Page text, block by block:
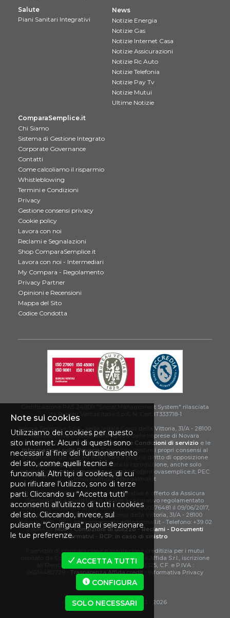
Salute
Piani Sanitari Integrativi
News
Notizie Energia
Notizie Gas
Notizie Internet Casa
Notizie Assicurazioni
Notizie Rc Auto
Notizie Telefonia
Notizie Pay Tv
Notizie Mutui
Ultime Notizie
ComparaSemplice.it
Chi Siamo
Sistema di Gestione Integrato
Corporate Governance
Contatti
Come calcoliamo il risparmio
Whistleblowing
Termini e Condizioni
Privacy
Gestione consensi privacy
Cookie policy
Lavora con noi
Reclami e Segnalazioni
Shop ComparaSemplice.it
Lavora con noi - Intermediari
My Compara - Regolamento
Privacy Partner
Opinioni e Recensioni
Mappa del Sito
Codice Condotta
Certificazione PAS 24000 "Social Management System" rilasciata
da Bureau Veritas Italia S.p.A. N. Cert. IT333718-1
Innova Semplice S.p.A., sede legale Corso della Vittoria, 31/A - 28100
Novara. P. Iva e Iscrizione Registro delle Imprese di Novara
02312430032 M5UXCR1. LeggiTermini e Condizioni di servizio e le
informazioni sulla Privacy. È possibile gestire i propri consensi al
trattamento dei dati ed esercitare il proprio diritto di opposizione
daquesta pagina web. È vietata la riproduzione, anche solo
parziale, di contenuti e grafica. Email: info@innovasemplice.it; PEC:
innovasemplice@legalmail.it
Il servizio di intermediazione assicurativa è offerto da Assicura
Semplice Srl a Socio Unico, broker assicurativo regolamentato
dall'IVASS ed iscritto al RUI con numero B000576481 il 09/06/2017,
P.IVA 02524610033, Indirizzo: Corso della Vittoria, 31/A - 28100
Novara (NO) - PEC: assicurasemplice@legalmail.it - Telefono: +39 02
20011403.MUP-Condizioni di utilizzo-Reclami - Documenti
Informativi - RCP: in caso di sinistro
Il servizio di comparazione e mediazione creditizia per i mutui
ospitato da ComparaSemplice.it è gestito da Affida S.r.l., iscrizione
all'Elenco Mediatori Creditizi OAM n. M325, C.F. e P.IVA :
Trasparenza Affida.credit - Informativa Privacy
Affida
ComparaSemplice.it © ® 2013 • 2026
Note sui cookies
Utilizziamo dei cookies per questo
sito internet. Alcuni di questi sono
necessari al fine del funzionamento
del sito, come quelli tecnici e
funzionali. Altri tipi di cookies, di cui
puoi rifiutare l’utilizzo, sono di terze
parti. Cliccando su “Accetta tutti”
acconsenti all’utilizzo di tutti i cookies
del sito. Cliccando, invece, sul
pulsante “Configura” puoi selezionare
le tue preferenze.
ACCETTA TUTTI
CONFIGURA
SOLO NECESSARI